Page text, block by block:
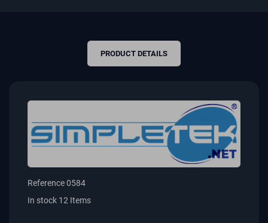
PRODUCT DETAILS
Reference0584
In stock 12 Items